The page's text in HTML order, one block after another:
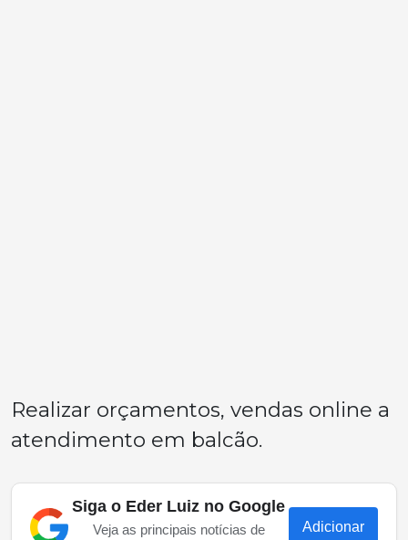
Realizar orçamentos, vendas online a
atendimento em balcão.
Siga o Eder Luiz no Google
Veja as principais notícias de
Adicionar